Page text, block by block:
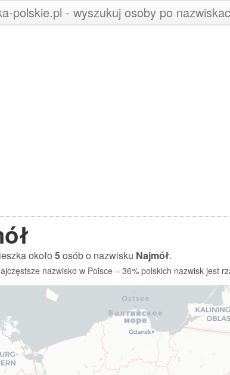
polskie.pl - wyszukuj osoby po
około5osób o nazwisku Najmół.
nazwisko w Polsce – 36% polskich nazwisk jest